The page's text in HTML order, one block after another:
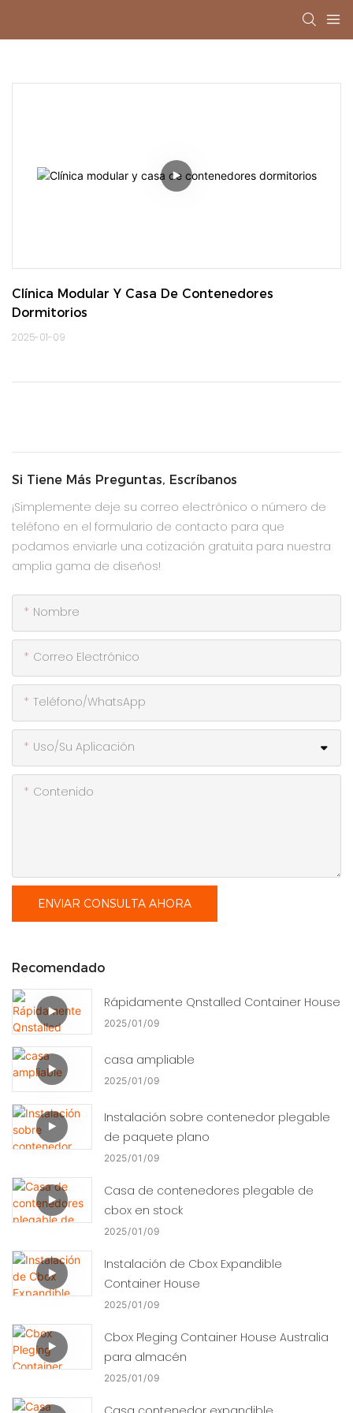
Clínica Modular Y Casa De Contenedores
Dormitorios
2025-01-09
Si Tiene Más Preguntas, Escríbanos
¡Simplemente deje su correo electrónico o número de
teléfono en el formulario de contacto para que
podamos enviarle una cotización gratuita para nuestra
amplia gama de diseños!
Nombre
Correo Electrónico
Teléfono/WhatsApp
Uso/Su Aplicación
Contenido
ENVIAR CONSULTA AHORA
Recomendado
Rápidamente Qnstalled Container House
2025 01 09
casa ampliable
2025 01 09
Instalación sobre contenedor plegable
de paquete plano
2025 01 09
Casa de contenedores plegable de
cbox en stock
2025 01 09
Instalación de Cbox Expandible
Container House
2025 01 09
Cbox Pleging Container House Australia
para almacén
2025 01 09